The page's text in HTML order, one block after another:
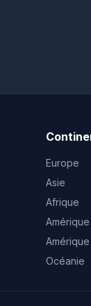
Europe
Asie
Afrique
Océanie